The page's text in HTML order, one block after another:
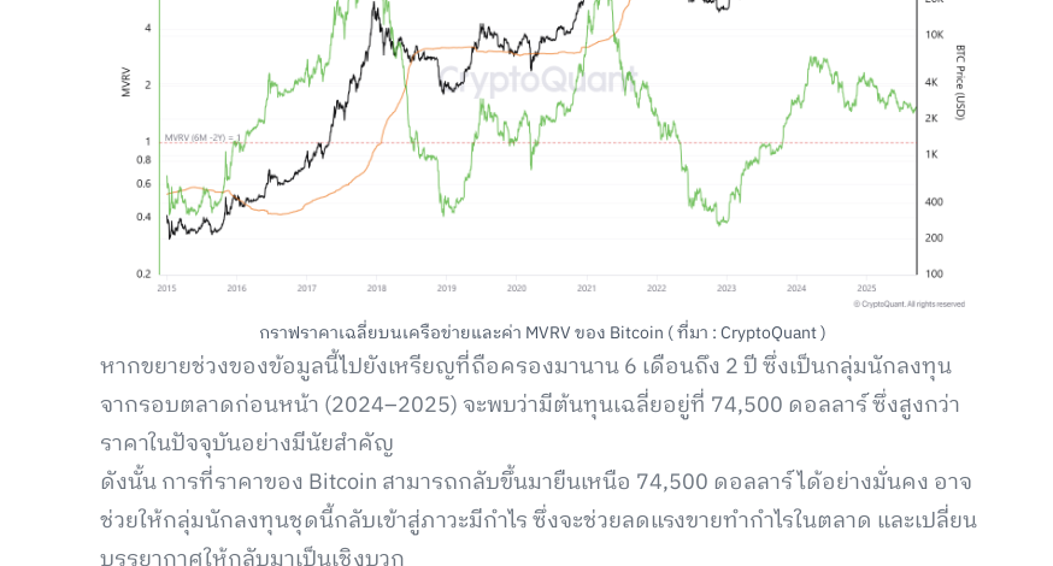
กราฟราคาเฉลี่ยบนเครือข่ายและค่า MVRV ของ Bitcoin ( ที่มา : CryptoQuant )
หากขยายช่วงของข้อมูลนี้ไปยังเหรียญที่ถือครองมานาน 6 เดือนถึง 2 ปี ซึ่งเป็นกลุ่มนักลงทุน
จากรอบตลาดก่อนหน้า (2024–2025) จะพบว่ามีต้นทุนเฉลี่ยอยู่ที่ 74,500 ดอลลาร์ ซึ่งสูงกว่า
ราคาในปัจจุบันอย่างมีนัยสำคัญ
ดังนั้น การที่ราคาของ Bitcoin สามารถกลับขึ้นมายืนเหนือ 74,500 ดอลลาร์ ได้อย่างมั่นคง อาจ
ช่วยให้กลุ่มนักลงทุนชุดนี้กลับเข้าสู่ภาวะมีกำไร ซึ่งจะช่วยลดแรงขายทำกำไรในตลาด และเปลี่ยน